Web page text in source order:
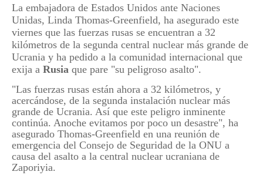
La embajadora de Estados Unidos ante Naciones
Unidas, Linda Thomas-Greenfield, ha asegurado este
viernes que las fuerzas rusas se encuentran a 32
kilómetros de la segunda central nuclear más grande de
Ucrania y ha pedido a la comunidad internacional que
exija a Rusia que pare "su peligroso asalto".
"Las fuerzas rusas están ahora a 32 kilómetros, y
acercándose, de la segunda instalación nuclear más
grande de Ucrania. Así que este peligro inminente
continúa. Anoche evitamos por poco un desastre", ha
asegurado Thomas-Greenfield en una reunión de
emergencia del Consejo de Seguridad de la ONU a
causa del asalto a la central nuclear ucraniana de
Zaporiyia.